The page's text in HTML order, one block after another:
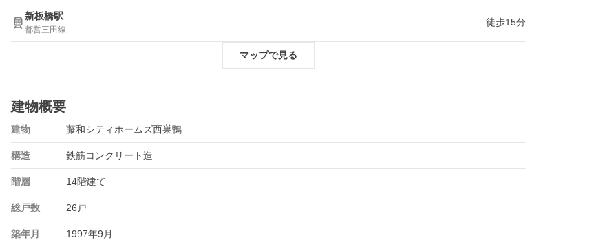
新板橋駅
都営三田線
徒歩15分
マップで見る
建物概要
建物 藤和シティホームズ西巣鴨
構造 鉄筋コンクリート造
階層 14階建て
総戸数 26戸
築年月 1997年9月